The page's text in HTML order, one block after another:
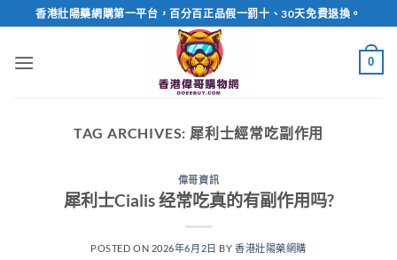
to
content
香港壯陽藥網購第一平台，百分百正品假一罰十、30天免費退換。
0
TAG ARCHIVES: 犀利士經常吃副作用
偉哥資訊
犀利士Cialis 经常吃真的有副作用吗?
POSTED ON 2026年6月2日 BY 香港壯陽藥網購